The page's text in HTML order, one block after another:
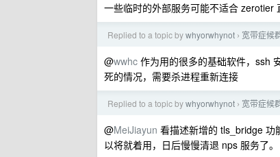
一些临时的外部服务可能不适合 zerotier
Replied to a topic bywhyorwhynot › 宽带症候
@wwhc 作为用的很多的基础软件，ssh
死的情况，需要杀进程重新连接
Replied to a topic bywhyorwhynot › 宽带症候
@MeiJiayun 看描述新增的 tls_bridge 功
以将就着用，日后慢慢清退 nps 服务了。